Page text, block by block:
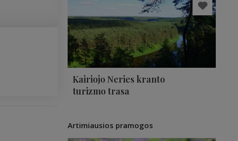
Kairiojo Neries kranto
turizmo trasa
Artimiausios pramogos